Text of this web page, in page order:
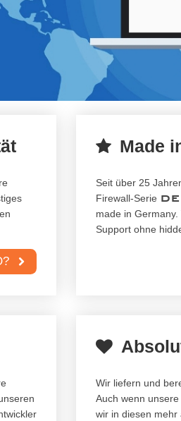
Made
Seit über 25
Firewall-Serie
made in
Support ohne
Wir liefern und
Auch wenn
wir in diesen mehr